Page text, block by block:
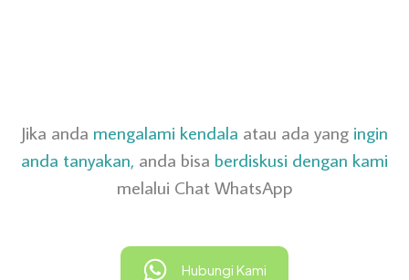
Jika anda mengalami kendala atau ada yang ingin
anda tanyakan, anda bisa berdiskusi dengan kami
melalui Chat WhatsApp
Hubungi Kami